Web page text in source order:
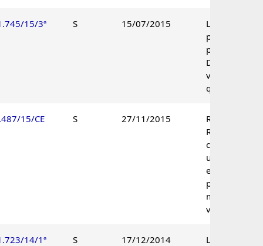
15/3ª S 15/07/2015
Lançamento
parcialmente
procedente.
Decisão pelo
voto de
qualidade.
15/CE S 27/11/2015
Recurso de
Revisão
conhecido à
unanimidade
e não
provido por
maioria de
votos.
14/1ª S 17/12/2014
Lançamento